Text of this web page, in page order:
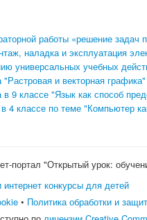
работы «решение
наладка и эксплуатация
универсальных учебных
и векторная графика"
в 9 классе "Язык как способ
4 классе по теме "Компьютер
портал "Открытый урок:
конкурсы для детей
• Политика обработки и